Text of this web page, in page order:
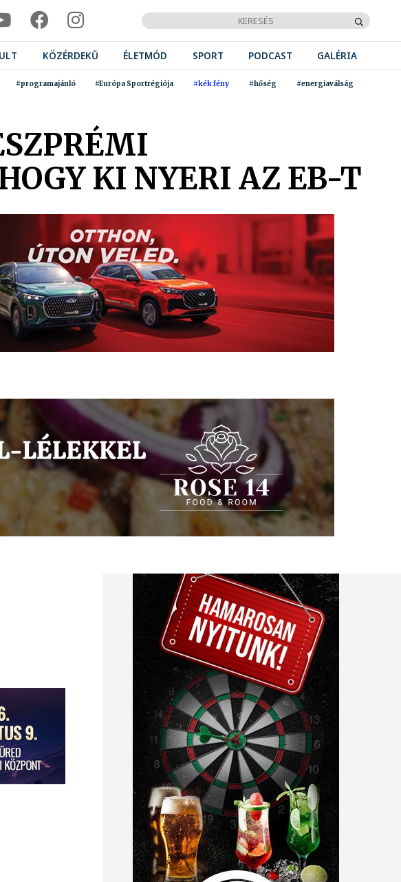
KÖZÉRDEKŰ ÉLETMÓD SPORT PODCAST GALÉRIA
#programajánló #Európa Sportrégiója #kék fény #hőség #energiaválság
KI NYERI AZ EB-T